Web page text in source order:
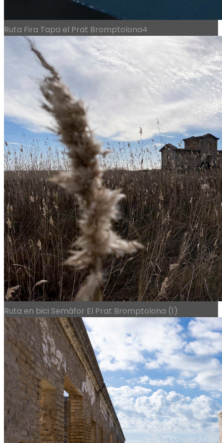
Ruta Fira Tapa el Prat Bromptolona4
Ruta en bici Semàfor El Prat Bromptolona (1)